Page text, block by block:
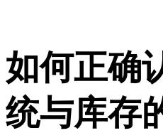
如何正确
统与库存